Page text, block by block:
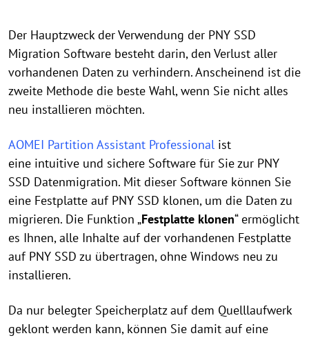
Der Hauptzweck der Verwendung der PNY SSD
Migration Software besteht darin, den Verlust aller
vorhandenen Daten zu verhindern. Anscheinend ist die
zweite Methode die beste Wahl, wenn Sie nicht alles
neu installieren möchten.
AOMEI Partition Assistant Professional ist
eine intuitive und sichere Software für Sie zur PNY
SSD Datenmigration. Mit dieser Software können Sie
eine Festplatte auf PNY SSD klonen, um die Daten zu
migrieren. Die Funktion „Festplatte klonen“ ermöglicht
es Ihnen, alle Inhalte auf der vorhandenen Festplatte
auf PNY SSD zu übertragen, ohne Windows neu zu
installieren.
Da nur belegter Speicherplatz auf dem Quelllaufwerk
geklont werden kann, können Sie damit auf eine